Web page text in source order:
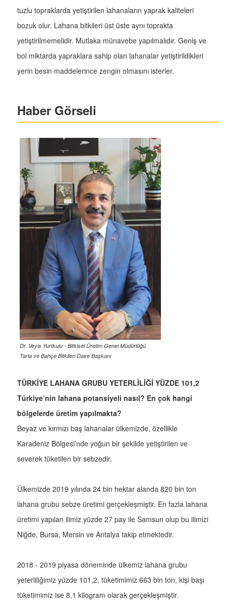
tuzlu topraklarda yetiştirilen lahanaların yaprak kaliteleri
bozuk olur. Lahana bitkileri üst üste aynı toprakta
yetiştirilmemelidir. Mutlaka münavebe yapılmalıdır. Geniş ve
bol miktarda yapraklara sahip olan lahanalar yetiştirildikleri
yerin besin maddelerince zengin olmasını isterler.
Haber Görseli
Dr. Veyis Yurtkulu - Bitkisel Üretim Genel Müdürlüğü
Tarla ve Bahçe Bitkileri Daire Başkanı
TÜRKİYE LAHANA GRUBU YETERLİLİĞİ YÜZDE 101,2
Türkiye’nin lahana potansiyeli nasıl? En çok hangi
bölgelerde üretim yapılmakta?
Beyaz ve kırmızı baş lahanalar ülkemizde, özellikle
Karadeniz Bölgesi’nde yoğun bir şekilde yetiştirilen ve
severek tüketilen bir sebzedir.
Ülkemizde 2019 yılında 24 bin hektar alanda 820 bin ton
lahana grubu sebze üretimi gerçekleşmiştir. En fazla lahana
üretimi yapılan ilimiz yüzde 27 pay ile Samsun olup bu ilimizi
Niğde, Bursa, Mersin ve Antalya takip etmektedir.
2018 - 2019 piyasa döneminde ülkemiz lahana grubu
yeterliliğimiz yüzde 101,2, tüketimimiz 663 bin ton, kişi başı
tüketimimiz ise 8,1 kilogram olarak gerçekleşmiştir.